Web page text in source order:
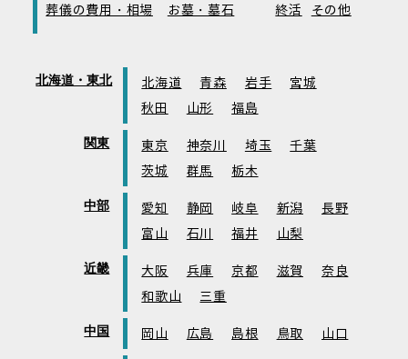
葬儀の費用・相場
お墓・墓石 終活 その他
北海道・東北 北海道 青森 岩手
宮城
秋田
山形 福島
関東 東京 神奈川 埼玉
千葉
茨城
群馬 栃木
中部 愛知 静岡 岐阜 新潟
長野
富山
石川 福井 山梨
近畿 大阪 兵庫 京都 滋賀
奈良
和歌山
三重
中国 岡山 広島 島根 鳥取 山口